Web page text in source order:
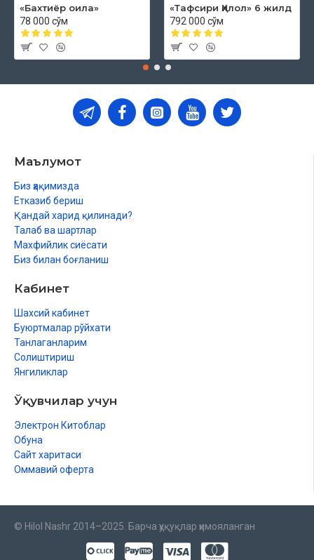
«Бахтиёр оила»
78 000 сўм
«Тафсири Ҳилол» 6 жилд
792 000 сўм
Маълумот
Биз ҳақимизда
Етказиб бериш
Қандай харид қилинади?
Талаб ва шартлар
Махфийлик сиёсати
Биз билан боғланиш
Кабинет
Шахсий кабинет
Буюртмалар рўйхати
Танлаганларим
Солиштириш
Янгиликлар
Ўқувчилар учун
Электрон Китоблар
Обуна
Сайт харитаси
Оммавий оферта
© Hilol Nashr 2014–2025. Барча ҳуқуқлар ҳимояланган